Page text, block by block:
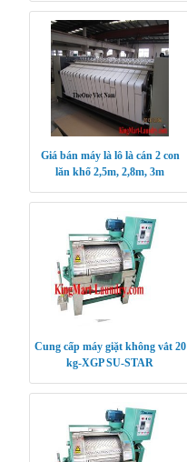
Giá bán máy là lô là cán 2 con
lăn khổ 2,5m, 2,8m, 3m
Cung cấp máy giặt không vắt 20
kg-XGP SU-STAR